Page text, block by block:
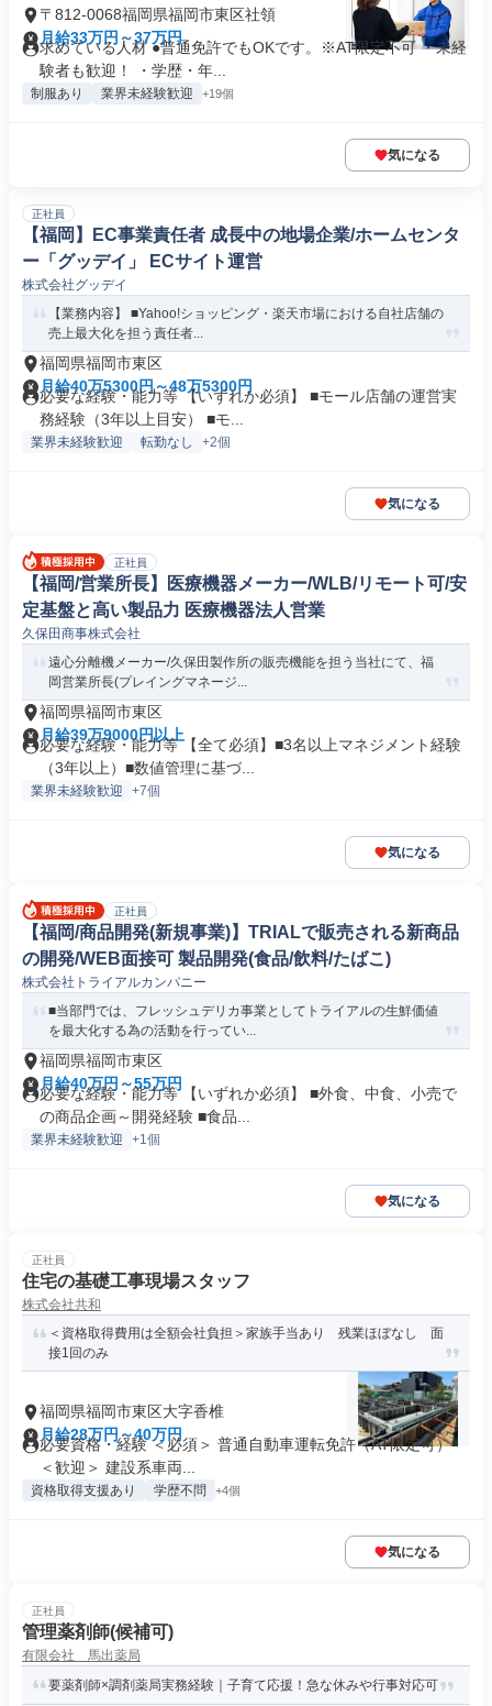
〒812-0068福岡県福岡市東区社領
月給33万円～37万円
求めている人材 ●普通免許でもOKです。※AT限定不可 ・未経
験者も歓迎！ ・学歴・年...
制服あり 業界未経験歓迎 +19個
気になる
正社員
【福岡】EC事業責任者 成長中の地場企業/ホームセンタ
ー「グッデイ」 ECサイト運営
株式会社グッデイ
【業務内容】 ■Yahoo!ショッピング・楽天市場における自社店舗の
売上最大化を担う責任者...
福岡県福岡市東区
月給40万5300円～48万5300円
必要な経験・能力等 【いずれか必須】 ■モール店舗の運営実
務経験（3年以上目安） ■モ...
業界未経験歓迎 転勤なし +2個
気になる
正社員
【福岡/営業所長】医療機器メーカー/WLB/リモート可/安
定基盤と高い製品力 医療機器法人営業
久保田商事株式会社
遠心分離機メーカー/久保田製作所の販売機能を担う当社にて、福
岡営業所長(プレイングマネージ...
福岡県福岡市東区
月給39万9000円以上
必要な経験・能力等 【全て必須】■3名以上マネジメント経験
（3年以上）■数値管理に基づ...
業界未経験歓迎 +7個
気になる
正社員
【福岡/商品開発(新規事業)】TRIALで販売される新商品
の開発/WEB面接可 製品開発(食品/飲料/たばこ)
株式会社トライアルカンパニー
■当部門では、フレッシュデリカ事業としてトライアルの生鮮価値
を最大化する為の活動を行ってい...
福岡県福岡市東区
月給40万円～55万円
必要な経験・能力等 【いずれか必須】 ■外食、中食、小売で
の商品企画～開発経験 ■食品...
業界未経験歓迎 +1個
気になる
正社員
住宅の基礎工事現場スタッフ
株式会社共和
＜資格取得費用は全額会社負担＞家族手当あり 残業ほぼなし 面
接1回のみ
福岡県福岡市東区大字香椎
月給28万円～40万円
必要資格・経験 ＜必須＞ 普通自動車運転免許（AT限定可）
＜歓迎＞ 建設系車両...
資格取得支援あり 学歴不問 +4個
気になる
正社員
管理薬剤師(候補可)
有限会社 馬出薬局
要薬剤師×調剤薬局実務経験｜子育て応援！急な休みや行事対応可